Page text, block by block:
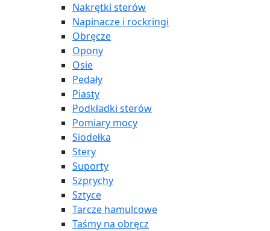
Nakrętki sterów
Napinacze i rockringi
Obręcze
Opony
Osie
Pedały
Piasty
Podkładki sterów
Pomiary mocy
Siodełka
Stery
Suporty
Szprychy
Sztyce
Tarcze hamulcowe
Taśmy na obręcz